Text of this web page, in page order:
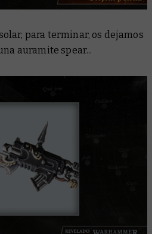
para terminar, os dejamos
auramite spear...